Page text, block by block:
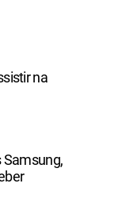
na
Samsung,